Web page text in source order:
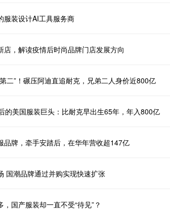
服装设计AI工具服务商
店，解读疫情后时尚品牌门店发展方向
二”！碾压阿迪直追耐克，兄弟二人身价近800亿
的美国服装巨头：比耐克早出生65年，年入800亿
品牌，牵手安踏后，在华年营收超147亿
国潮品牌通过并购实现快速扩张
国产服装却一直不受“待见”？